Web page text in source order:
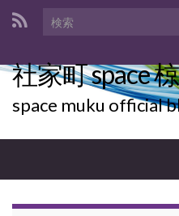
Search for:
社家町 space
space muku official